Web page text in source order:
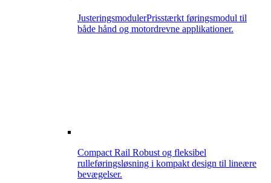
JusteringsmodulerPrisstærkt føringsmodul til
både hånd og motordrevne applikationer.
Compact Rail Robust og fleksibel
rulleføringsløsning i kompakt design til lineære
bevægelser.